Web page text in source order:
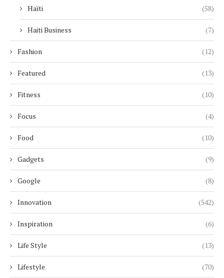
Haïti (58)
Haiti Business (7)
Fashion (12)
Featured (13)
Fitness (10)
Focus (4)
Food (10)
Gadgets (9)
Google (8)
Innovation (542)
Inspiration (6)
Life Style (13)
Lifestyle (70)